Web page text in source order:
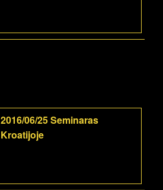
2016/06/25 Seminaras
Kroatijoje